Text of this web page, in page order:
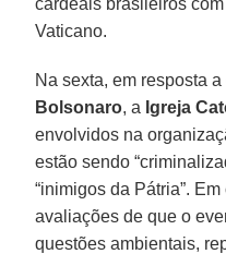
Vaticano.
Na sexta, em resposta
Bolsonaro, a Igreja
envolvidos na
estão sendo
“inimigos da Pátria”.
avaliações de que o
questões ambientais,